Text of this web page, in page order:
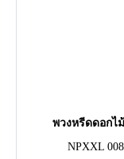
พวงหรีดดอกไ
NPXXL 008